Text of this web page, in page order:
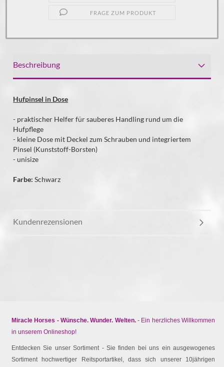
FRAGE ZUM PRODUKT
Beschreibung
Hufpinsel in Dose
- praktischer Helfer für sauberes Handling rund um die
Hufpflege
- kleine Dose mit Deckel zum Schrauben und integriertem
Pinsel (Kunststoff-Borsten)
- unisize
Farbe:Schwarz
Kundenrezensionen
Miracle Horses - Wünsche. Wunder. Welten.- Ein herzliches Willkommen
in unserem Onlineshop!
Entdecken Sie unser Sortiment - Sie finden bei uns ein ausgewogenes
Sortiment hochwertiger Reitsportartikel, dass sich unserer 10jährigen